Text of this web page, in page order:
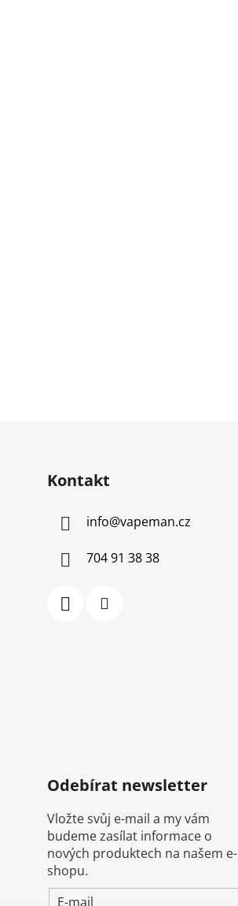
Kontakt
info@vapeman.cz
704 91 38 38
Odebírat newsletter
Vložte svůj e-mail a my vám
budeme zasílat informace o
nových produktech na našem e-
shopu.
E-mail